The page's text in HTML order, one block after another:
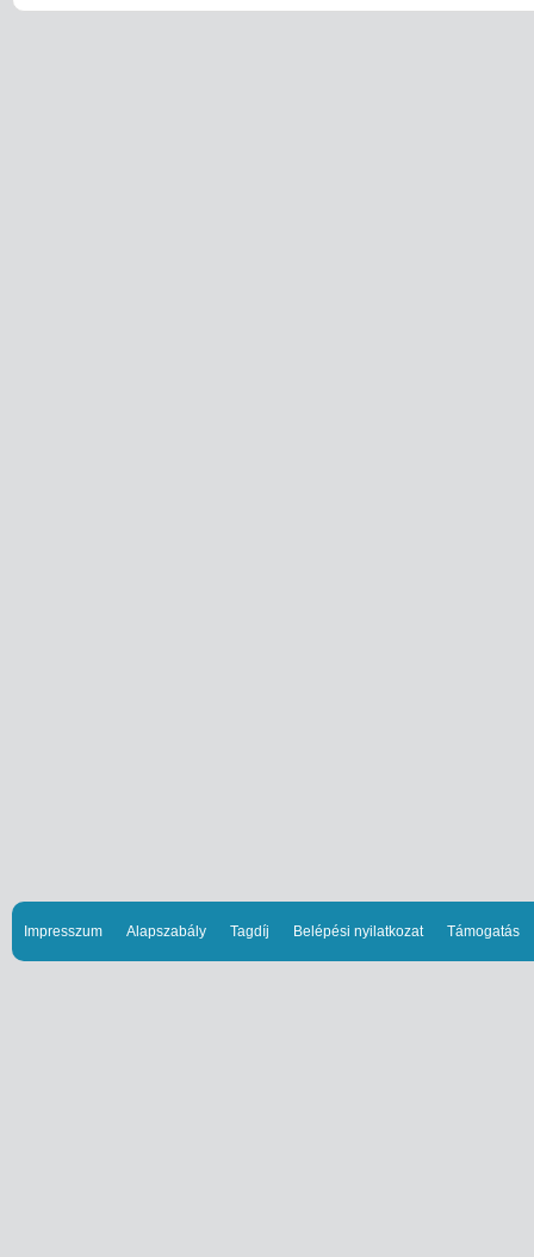
Impresszum Alapszabály Tagdíj Belépési nyilatkozat Támogatás